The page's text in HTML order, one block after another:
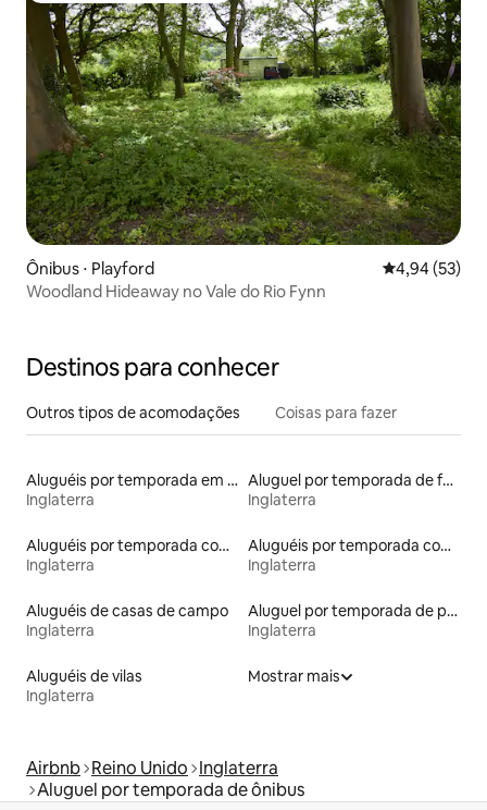
Ônibus ⋅ Playford 4,94 de uma
4,94 (53)
Woodland Hideaway no Vale do Rio Fynn
Destinos para conhecer
Outros tipos de acomodações Coisas para fazer
Aluguéis por temporada em hotéis-fazenda
Inglaterra
Aluguel por temporada de faróis
Inglaterra
Aluguéis por temporada com acesso ao lago
Inglaterra
Aluguéis por temporada com cama de altura acessível
Inglaterra
Aluguéis de casas de campo
Inglaterra
Aluguel por temporada de prédios religiosos
Inglaterra
Aluguéis de vilas
Inglaterra
Mostrar mais
Airbnb Reino Unido Inglaterra
Aluguel por temporada de ônibus